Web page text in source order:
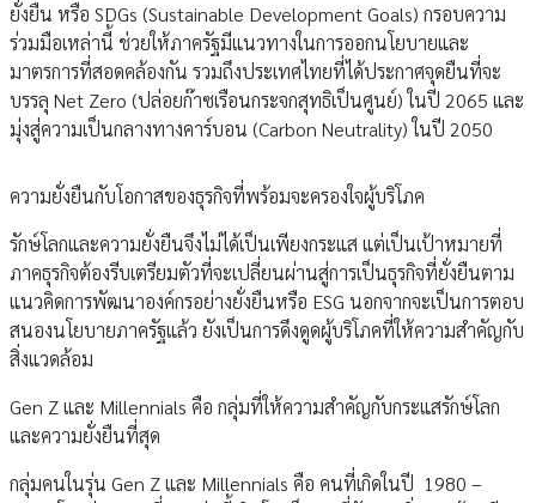
ยั่งยืน หรือ SDGs (Sustainable Development Goals) กรอบความ
ร่วมมือเหล่านี้ ช่วยให้ภาครัฐมีแนวทางในการออกนโยบายและ
มาตรการที่สอดคล้องกัน รวมถึงประเทศไทยที่ได้ประกาศจุดยืนที่จะ
บรรลุ Net Zero (ปล่อยก๊าซเรือนกระจกสุทธิเป็นศูนย์) ในปี 2065 และ
มุ่งสู่ความเป็นกลางทางคาร์บอน (Carbon Neutrality) ในปี 2050
ความยั่งยืนกับโอกาสของธุรกิจที่พร้อมจะครองใจผู้บริโภค
รักษ์โลกและความยั่งยืนจึงไม่ได้เป็นเพียงกระแส แต่เป็นเป้าหมายที่
ภาคธุรกิจต้องรีบเตรียมตัวที่จะเปลี่ยนผ่านสู่การเป็นธุรกิจที่ยั่งยืนตาม
แนวคิดการพัฒนาองค์กรอย่างยั่งยืนหรือ ESG นอกจากจะเป็นการตอบ
สนองนโยบายภาครัฐแล้ว ยังเป็นการดึงดูดผู้บริโภคที่ให้ความสำคัญกับ
สิ่งแวดล้อม
Gen Z และ Millennials คือ กลุ่มที่ให้ความสำคัญกับกระแสรักษ์โลก
และความยั่งยืนที่สุด
กลุ่มคนในรุ่น Gen Z และ Millennials คือ คนที่เกิดในปี 1980 –